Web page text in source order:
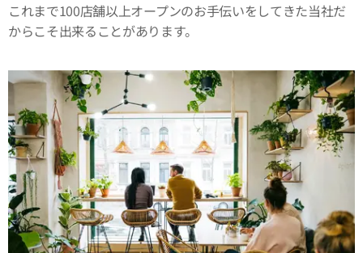
これまで100店舗以上オープンのお手伝いをしてきた当社だ
からこそ出来ることがあります。